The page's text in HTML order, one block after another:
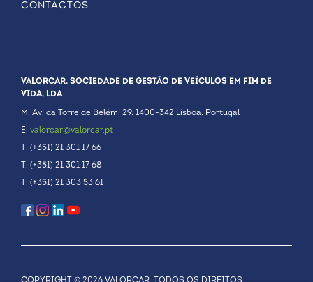
CONTACTOS
VALORCAR. SOCIEDADE DE GESTÃO DE VEÍCULOS EM FIM DE
VIDA, LDA
M: Av. da Torre de Belém, 29. 1400-342 Lisboa. Portugal
E: valorcar@valorcar.pt
T: (+351) 21 301 17 66
T: (+351) 21 301 17 68
T: (+351) 21 303 53 61